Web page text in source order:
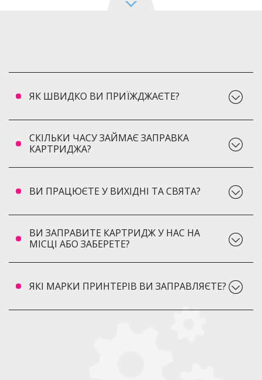
ЯК ШВИДКО ВИ ПРИЇЖДЖАЄТЕ?
СКІЛЬКИ ЧАСУ ЗАЙМАЄ ЗАПРАВКА
КАРТРИДЖА?
ВИ ПРАЦЮЄТЕ У ВИХІДНІ ТА СВЯТА?
ВИ ЗАПРАВИТЕ КАРТРИДЖ У НАС НА
МІСЦІ АБО ЗАБЕРЕТЕ?
ЯКІ МАРКИ ПРИНТЕРІВ ВИ ЗАПРАВЛЯЄТЕ?